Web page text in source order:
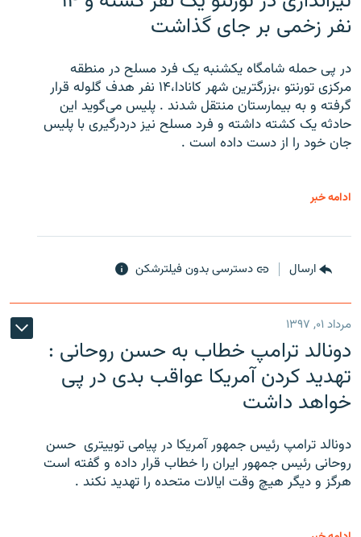
نفر زخمی بر جای گذاشت
در پی حمله شامگاه یکشنبه یک فرد مسلح در منطقه
مرکزی تورنتو ،‌بزرگترین شهر کانادا،۱۴ نفر هدف گلوله قرار
گرفته و به بیمارستان منتقل شدند . پلیس می‌گوید این
حادثه یک کشته داشته و فرد مسلح نیز دردرگیری با پلیس
جان خود را از دست داده است .
ادامه خبر
ارسال دسترسی بدون فیلترشکن
مرداد ۰۱, ۱۳۹۷
دونالد ترامپ خطاب به حسن روحانی :
تهدید کردن آمریکا عواقب بدی در پی
خواهد داشت
دونالد ترامپ رئیس جمهور آمریکا در پیامی توییتری ‌ حسن
روحانی رئیس جمهور ایران را خطاب قرار داده و گفته است
هرگز و دیگر هیچ وقت ایالات متحده را تهدید نکند .